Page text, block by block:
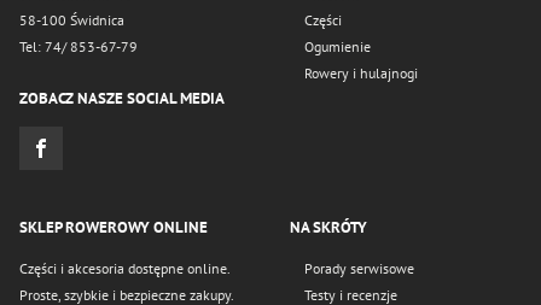
58-100 Świdnica
Tel: 74/ 853-67-79
ZOBACZ NASZE SOCIAL MEDIA
Części
Ogumienie
Rowery i hulajnogi
SKLEP ROWEROWY ONLINE
Części i akcesoria dostępne online.
Proste, szybkie i bezpieczne zakupy.
NA SKRÓTY
Porady serwisowe
Testy i recenzje